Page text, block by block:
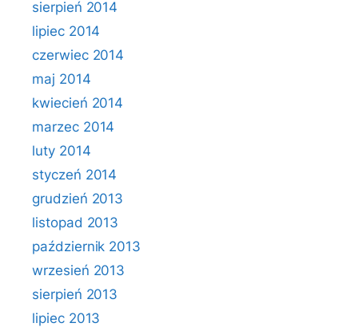
sierpień 2014
lipiec 2014
czerwiec 2014
maj 2014
kwiecień 2014
marzec 2014
luty 2014
styczeń 2014
grudzień 2013
listopad 2013
październik 2013
wrzesień 2013
sierpień 2013
lipiec 2013